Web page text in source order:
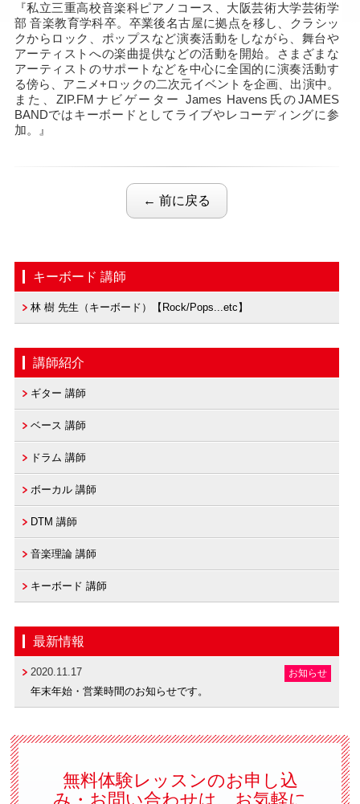
『私立三重高校音楽科ピアノコース、大阪芸術大学芸術学
部 音楽教育学科卒。卒業後名古屋に拠点を移し、クラシッ
クからロック、ポップスなど演奏活動をしながら、舞台や
アーティストへの楽曲提供などの活動を開始。さまざまな
アーティストのサポートなどを中心に全国的に演奏活動す
る傍ら、アニメ+ロックの二次元イベントを企画、出演中。
また、ZIP.FMナビゲーター James Havens氏のJAMES
BANDではキーボードとしてライブやレコーディングに参
加。』
← 前に戻る
キーボード 講師
林 樹 先生（キーボード）【Rock/Pops...etc】
講師紹介
ギター 講師
ベース 講師
ドラム 講師
ボーカル 講師
DTM 講師
音楽理論 講師
キーボード 講師
最新情報
2020.11.17 お知らせ
年末年始・営業時間のお知らせです。
無料体験レッスンのお申し込
み・お問い合わせは、お気軽に